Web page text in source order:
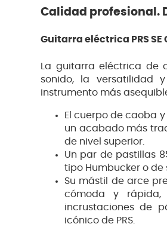
Calidad profesional.
Guitarra eléctrica PRS
La guitarra eléctrica de
sonido, la versatilidad
instrumento más
El cuerpo de caoba
un acabado más
de nivel superior.
Un par de pastillas
tipo Humbucker o de
Su mástil de arce
cómoda y
incrustaciones de
icónico de PRS.